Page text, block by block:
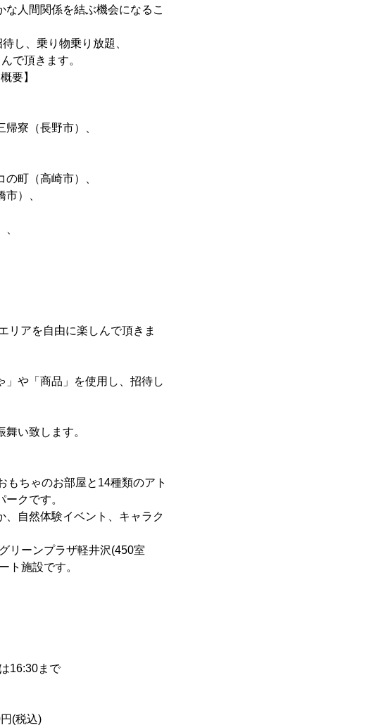
人間関係を結ぶ機会になるこ
し、乗り物乗り放題、
で頂きます。
要】
寮（長野市）、
町（高崎市）、
）、
リアを自由に楽しんで頂きま
や「商品」を使用し、招待し
い致します。
もちゃのお部屋と14種類のアト
クです。
自然体験イベント、キャラク
リーンプラザ軽井沢(450室
ト施設です。
16:30まで
(税込)